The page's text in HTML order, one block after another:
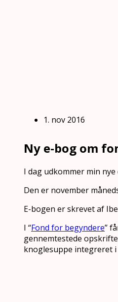
1. nov 2016
Ny e-bog om
I dag udkommer min nye
Den er november
E-bogen er skrevet af
I “Fond for begyndere”
gennemtestede
knoglesuppe integreret